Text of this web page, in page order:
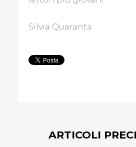
Silvia Quaranta
ARTICOLI